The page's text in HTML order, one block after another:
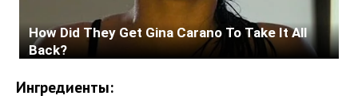
Ингредиенты: